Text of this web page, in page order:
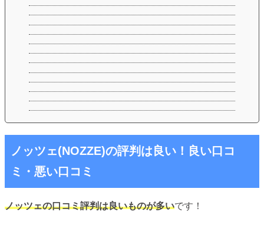
ノッツェ(NOZZE)の評判は良い！良い口コ
ミ・悪い口コミ
ノッツェの口コミ評判は良いものが多いです！